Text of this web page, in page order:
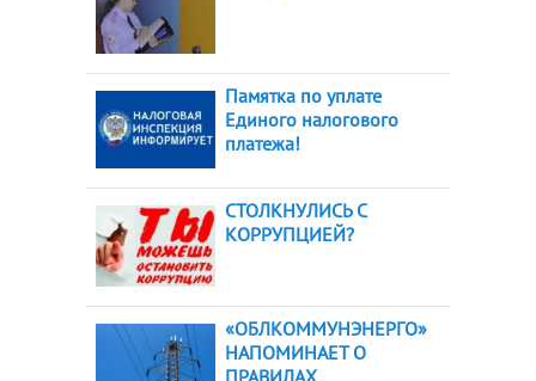
Памятка по уплате
Единого налогового
платежа!
СТОЛКНУЛИСЬ С
КОРРУПЦИЕЙ?
«ОБЛКОММУНЭНЕРГО»
НАПОМИНАЕТ О